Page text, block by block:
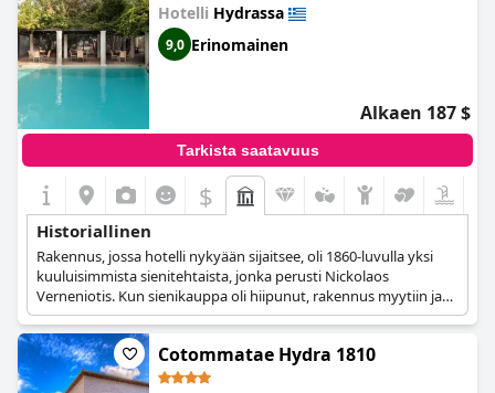
Hotelli Hydrassa
9,0 Erinomainen
Alkaen 187 $
Tarkista saatavuus
$
Historiallinen
Rakennus, jossa hotelli nykyään sijaitsee, oli 1860-luvulla yksi
kuuluisimmista sienitehtaista, jonka perusti Nickolaos
Verneniotis. Kun sienikauppa oli hiipunut, rakennus myytiin ja
kunnostettiin, jotta siitä tuli viehättävä hotelli, joka se on
nykyään. Hotellin suunnittelusta vastannut arkkitehti on
palkittu useita kertoja erinomaisesta työstään.
Cotommatae Hydra 1810